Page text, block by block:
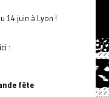
14 juin à Lyon !
:
fête